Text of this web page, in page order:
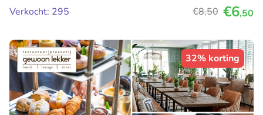
Verkocht: 295
€8,50 €6,50
32% korting